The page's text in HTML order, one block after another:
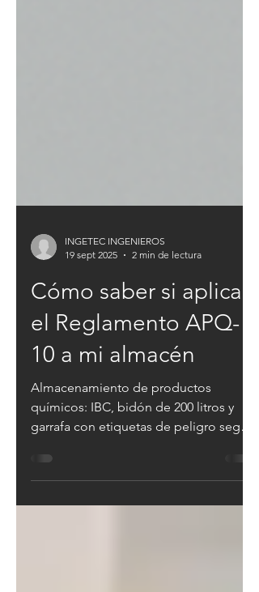
19 sept 2025
2 min de lectura
Cómo saber si aplica
el Reglamento APQ-
10 a mi almacén
Almacenamiento de productos
garrafa con etiquetas de peligro según
Reglamento APQ RD 656/2017